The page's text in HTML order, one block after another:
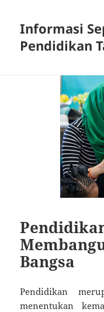
Informasi
Pendidikan
Bangsa
Pendidikan
menentukan